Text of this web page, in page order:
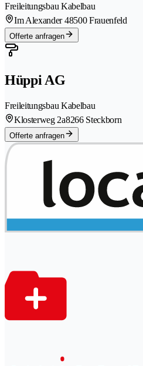
Freileitungsbau Kabelbau
Im Alexander 48500 Frauenfeld
Offerte anfragen
Hüppi AG
Freileitungsbau Kabelbau
Klosterweg 2a8266 Steckborn
Offerte anfragen